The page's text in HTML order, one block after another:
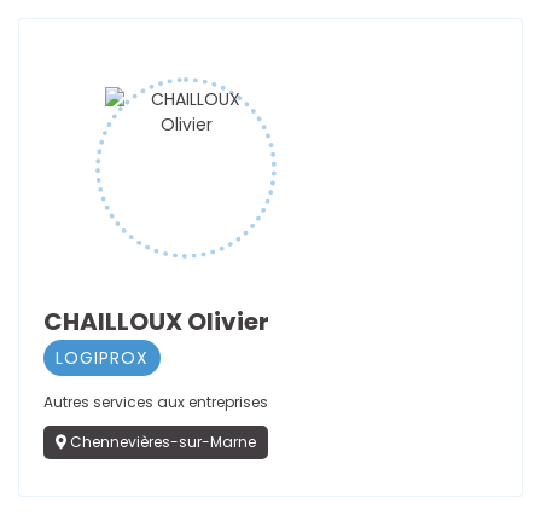
CHAILLOUX Olivier
LOGIPROX
Autres services aux entreprises
Chennevières-sur-Marne